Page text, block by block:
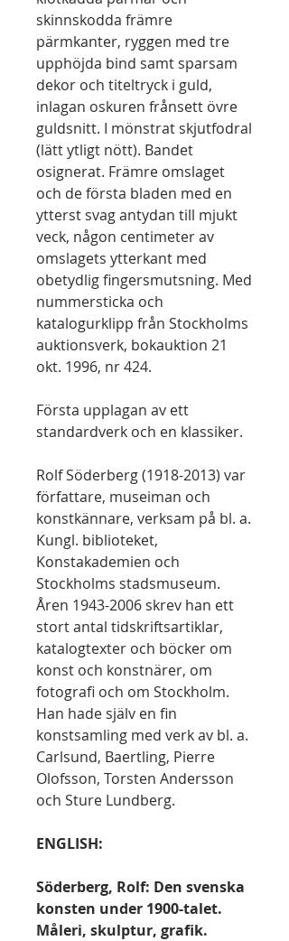
skinnskodda främre
pärmkanter, ryggen med tre
upphöjda bind samt sparsam
dekor och titeltryck i guld,
inlagan oskuren frånsett övre
guldsnitt. I mönstrat skjutfodral
(lätt ytligt nött). Bandet
osignerat. Främre omslaget
och de första bladen med en
ytterst svag antydan till mjukt
veck, någon centimeter av
omslagets ytterkant med
obetydlig fingersmutsning. Med
nummersticka och
katalogurklipp från Stockholms
auktionsverk, bokauktion 21
okt. 1996, nr 424.
Första upplagan av ett
standardverk och en klassiker.
Rolf Söderberg (1918-2013) var
författare, museiman och
konstkännare, verksam på bl. a.
Kungl. biblioteket,
Konstakademien och
Stockholms stadsmuseum.
Åren 1943-2006 skrev han ett
stort antal tidskriftsartiklar,
katalogtexter och böcker om
konst och konstnärer, om
fotografi och om Stockholm.
Han hade själv en fin
konstsamling med verk av bl. a.
Carlsund, Baertling, Pierre
Olofsson, Torsten Andersson
och Sture Lundberg.
ENGLISH:
Söderberg, Rolf: Den svenska
konsten under 1900-talet.
Måleri, skulptur, grafik.